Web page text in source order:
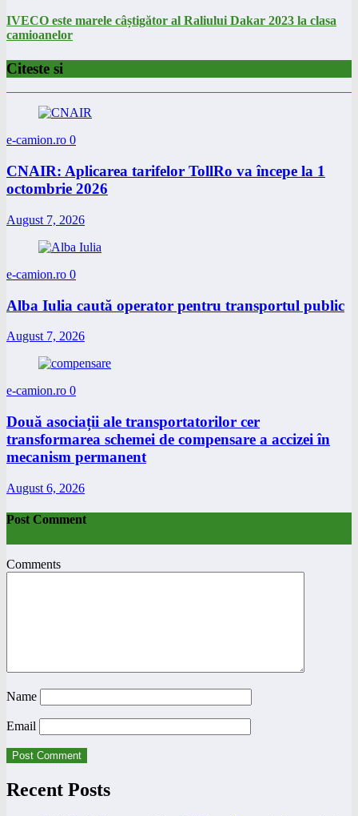
IVECO este marele câștigător al Raliului Dakar 2023 la clasa
camioanelor
Citeste si
e-camion.ro 0
CNAIR: Aplicarea tarifelor TollRo va începe la 1
octombrie 2026
August 7, 2026
e-camion.ro 0
Alba Iulia caută operator pentru transportul public
August 7, 2026
e-camion.ro 0
Două asociații ale transportatorilor cer
transformarea schemei de compensare a accizei în
mecanism permanent
August 6, 2026
Post Comment
Comments
Name
Email
Recent Posts